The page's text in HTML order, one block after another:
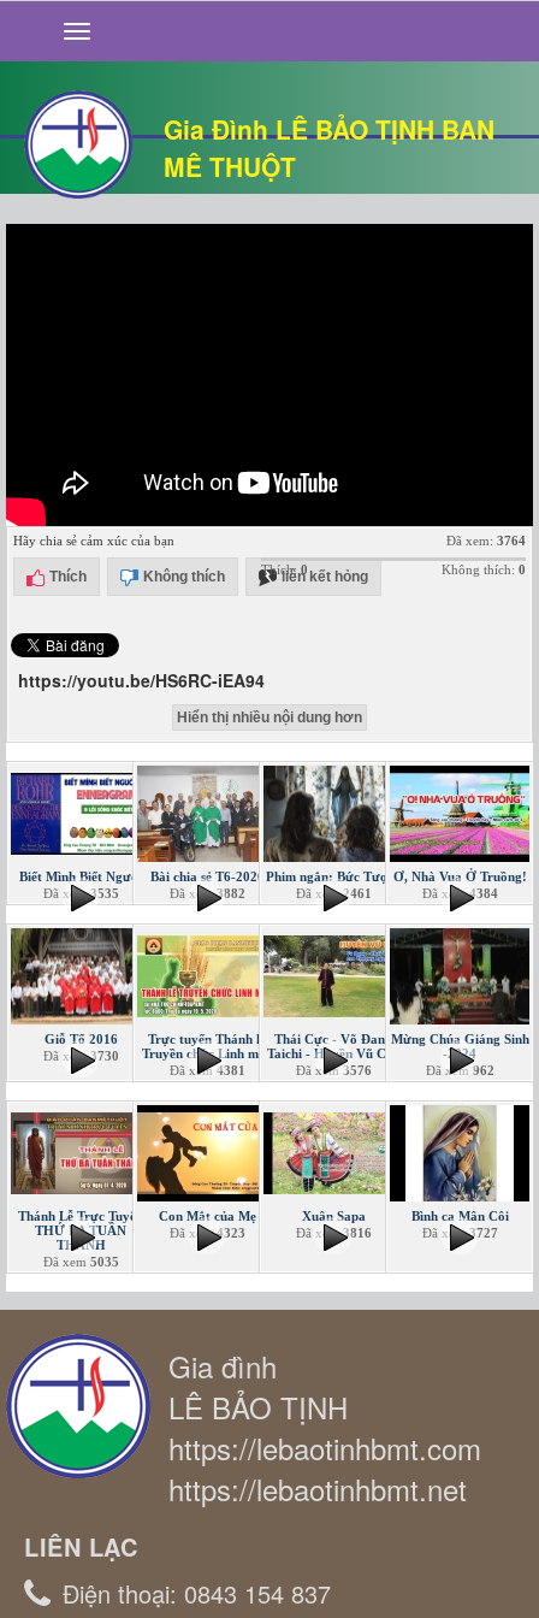
Gia Đình LÊ BẢO TỊNH BAN
MÊ THUỘT
GIỚI THIỆU
TIN TỨC
SỐNG ĐẠO
CHUYỆN NHÀ
QUÁN VĂN
Hãy chia sẻ cảm xúc của bạn
Thích Không thích liên kết hỏng
Đã xem: 3764
Thích: 0 Không thích: 0
https://youtu.be/HS6RC-iEA94
Hiển thị nhiều nội dung hơn
Biết Mình Biết Người
Đã xem3535
Bài chia sẻ T6-2020
Đã xem3882
Phim ngắn: Bức Tượng
Đã xem2461
Ơ, Nhà Vua Ở Truồng!
Đã xem4384
Giỗ Tổ 2016
Đã xem3730
Trực tuyến Thánh lễ
Truyền chức Linh mục
Đã xem4381
Thái Cực - Võ Đang
Taichi - Huyền Vũ Côn
Đã xem3576
Mừng Chúa Giáng Sinh
-2024
Đã xem 962
Thánh Lễ Trực Tuyến
THỨ BA TUẦN
THÁNH
Đã xem 5035
Con Mắt của Mẹ
Đã xem4323
Xuân Sapa
Đã xem3816
Bình ca Mân Côi
Đã xem3727
Gia đình
LÊ BẢO TỊNH
https://lebaotinhbmt.com
https://lebaotinhbmt.net
LIÊN LẠC
Điện thoại: 0843 154 837